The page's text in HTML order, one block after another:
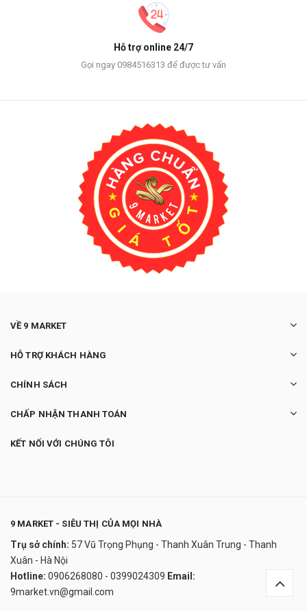
Hỗ trợ online 24/7
Gọi ngay 0984516313 để được tư vấn
VỀ 9 MARKET
HỖ TRỢ KHÁCH HÀNG
CHÍNH SÁCH
CHẤP NHẬN THANH TOÁN
KẾT NỐI VỚI CHÚNG TÔI
9 MARKET - SIÊU THỊ CỦA MỌI NHÀ
Trụ sở chính: 57 Vũ Trọng Phụng - Thanh Xuân Trung - Thanh
Xuân - Hà Nội
Hotline: 0906268080 - 0399024309 Email:
9market.vn@gmail.com
21.500.000₫
undefined